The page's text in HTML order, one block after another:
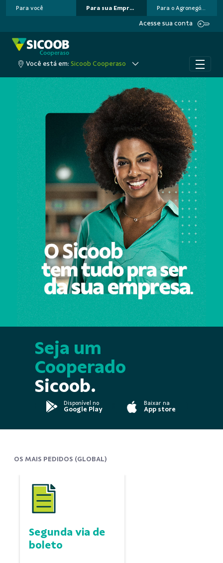
Pular para o Conteúdo principal
Para você Para sua Empresa Para o Agronegócio
Acesse sua conta
Você está em: Sicoob Cooperaso
A cooperação que
Seja um
Cooperado
Sicoob.
Disponível no
Google Play
Baixar na
App store
OS MAIS PEDIDOS (GLOBAL)
Segunda via de
boleto